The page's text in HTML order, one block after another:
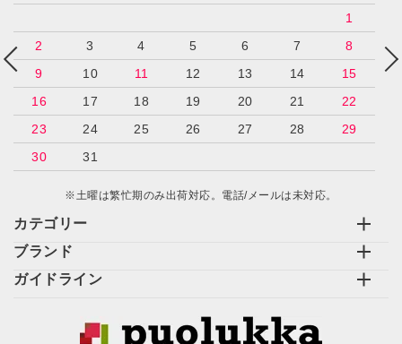
検索する
カテゴリー
ブランド
ガイドライン
1
2
3 4 5 6 7
8
9
10 11 12 13 14
15
16
17 18 19 20 21
22
23
24 25 26 27 28
29
30
31
※土曜は繁忙期のみ出荷対応。電話/メールは未対応。